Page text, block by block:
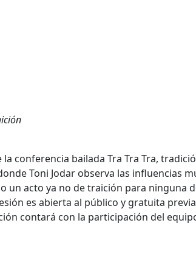
conferencia bailada Tra Tra Tra,
Toni Jodar observa las influencias
un acto ya no de traición para ninguna
es abierta al público y gratuita
contará con la participación del